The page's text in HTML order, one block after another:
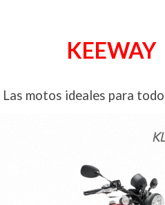
KEEWAY
Las motos ideales para